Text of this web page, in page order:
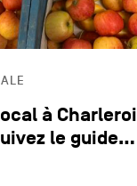
à Charleroi
le guide…